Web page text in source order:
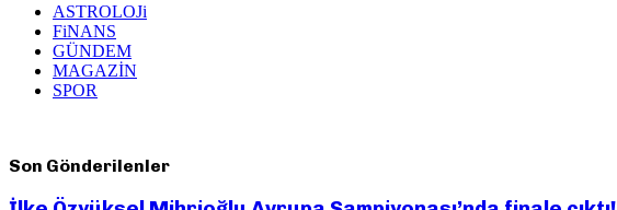
ASTROLOJi
FiNANS
GÜNDEM
MAGAZİN
SPOR
Son Gönderilenler